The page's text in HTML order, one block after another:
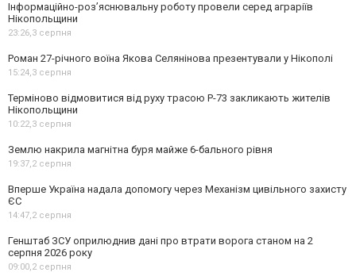
Інформаційно-роз’яснювальну роботу провели серед аграріїв
Нікопольщини
23:26,3 серпня
Роман 27-річного воїна Якова Селянінова презентували у Нікополі
15:24,3 серпня
Терміново відмовитися від руху трасою Р-73 закликають жителів
Нікопольщини
10:22,3 серпня
Землю накрила магнітна буря майже 6-бального рівня
19:37,2 серпня
Вперше Україна надала допомогу через Механізм цивільного захисту
ЄС
14:47,2 серпня
Генштаб ЗСУ оприлюднив дані про втрати ворога станом на 2
серпня 2026 року
09:00,2 серпня